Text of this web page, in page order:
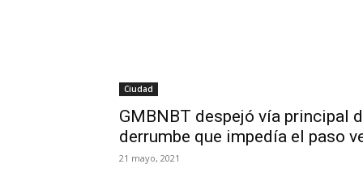
Ciudad
GMBNBT despejó vía principal
derrumbe que impedía el paso
21 mayo, 2021